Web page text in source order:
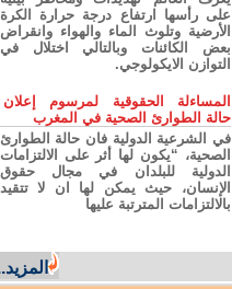
رأسها ارتفاع درجة حرارة الكرة
وتلوث الماء والهواء وانقراض
الكائنات وبالتالي اختلال في
الايكولوجي.
الحقوقية لمرسوم إعلان
الطوارئ الصحية في المغرب
الشرعية الدولية فان حالة الطوارئ
“يكون لها أثر على الالتزامات
للبلدان في مجال حقوق
حيث يمكن لها ان لا تتقيد
المترتبة عليها
المزيد...